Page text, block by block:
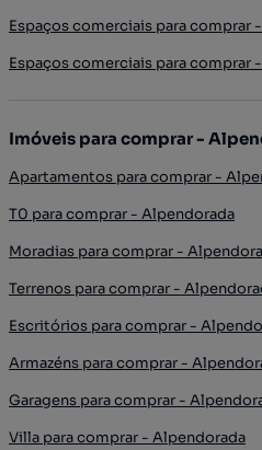
Espaços comerciais para comprar
Espaços comerciais para comprar
Imóveis para comprar -
Apartamentos para comprar -
T0 para comprar - Alpendorada
Moradias para comprar -
Terrenos para comprar -
Escritórios para comprar -
Armazéns para comprar -
Garagens para comprar -
Villa para comprar - Alpendorada